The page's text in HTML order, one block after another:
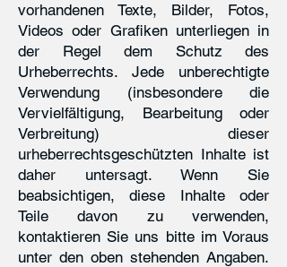
vorhandenen Texte, Bilder, Fotos,
Videos oder Grafiken unterliegen in
der Regel dem Schutz des
Urheberrechts. Jede unberechtigte
Verwendung (insbesondere die
Vervielfältigung, Bearbeitung oder
Verbreitung) dieser
urheberrechtsgeschützten Inhalte ist
daher untersagt. Wenn Sie
beabsichtigen, diese Inhalte oder
Teile davon zu verwenden,
kontaktieren Sie uns bitte im Voraus
unter den oben stehenden Angaben.